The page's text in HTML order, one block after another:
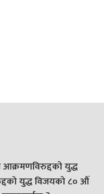
आक्रमणविरुद्दको युद्ध
युद्ध विजयको ८० औं